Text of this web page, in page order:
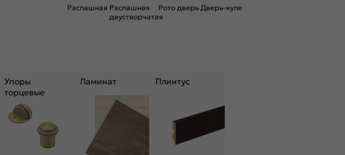
Распашная Распашная
двустворчатая
Рото дверь Дверь-купе
Упоры
торцевые
Ламинат Плинтус